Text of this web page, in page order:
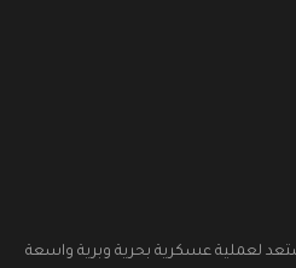
لعملية عسكرية بحرية وبرية واسعة